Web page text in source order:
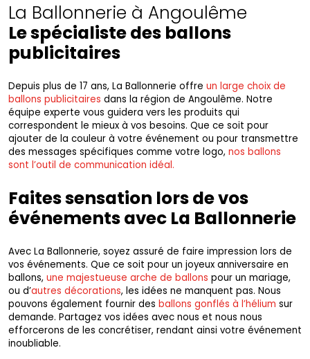
La Ballonnerie à Angoulême
Le spécialiste des ballons
publicitaires
Depuis plus de 17 ans, La Ballonnerie offre un large choix de
ballons publicitaires dans la région de Angoulême. Notre
équipe experte vous guidera vers les produits qui
correspondent le mieux à vos besoins. Que ce soit pour
ajouter de la couleur à votre événement ou pour transmettre
des messages spécifiques comme votre logo, nos ballons
sont l’outil de communication idéal.
Faites sensation lors de vos
événements avec La Ballonnerie
Avec La Ballonnerie, soyez assuré de faire impression lors de
vos événements. Que ce soit pour un joyeux anniversaire en
ballons, une majestueuse arche de ballons pour un mariage,
ou d’autres décorations, les idées ne manquent pas. Nous
pouvons également fournir des ballons gonflés à l’hélium sur
demande. Partagez vos idées avec nous et nous nous
efforcerons de les concrétiser, rendant ainsi votre événement
inoubliable.